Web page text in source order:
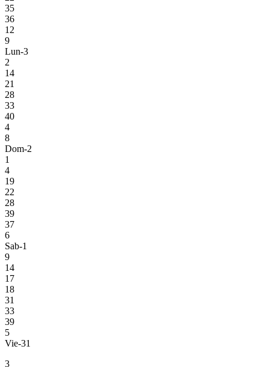
35
36
12
9
Lun-3
2
14
21
28
33
40
4
8
Dom-2
1
4
19
22
28
39
37
6
Sab-1
9
14
17
18
31
33
39
5
Vie-31
3